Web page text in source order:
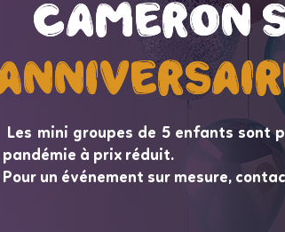
Cameron
Cameron
Les mini groupes de 5 enfants sont
pandémie à prix réduit.
Pour un événement sur mesure,